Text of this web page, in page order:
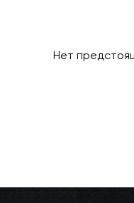
Нет